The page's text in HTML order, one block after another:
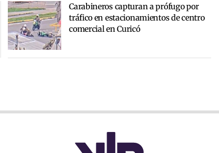
Carabineros capturan a prófugo por
tráfico en estacionamientos de centro
comercial en Curicó